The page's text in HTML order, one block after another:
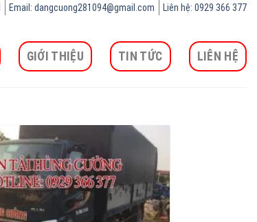
Email: dangcuong281094@gmail.com Liên hệ: 0929 366 377
GIỚI THIỆU TIN TỨC LIÊN HỆ